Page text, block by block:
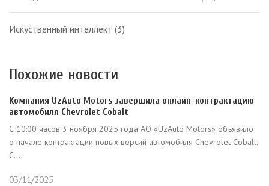
Искуственный интеллект (3)
Похожие новости
Компания UzAuto Motors завершила онлайн-контрактацию
автомобиля Chevrolet Cobalt
С 10:00 часов 3 ноября 2025 года АО «UzAuto Motors» объявило
о начале контрактации новых версий автомобиля Chevrolet Cobalt.
С...
03/11/2025